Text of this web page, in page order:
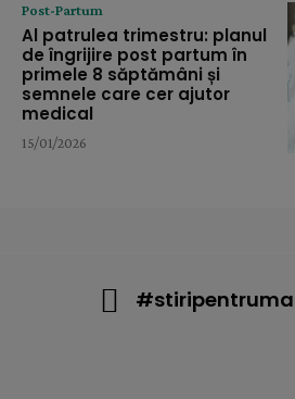
Post-Partum
Al patrulea trimestru: planul
de îngrijire post partum în
primele 8 săptămâni și
semnele care cer ajutor
medical
15/01/2026